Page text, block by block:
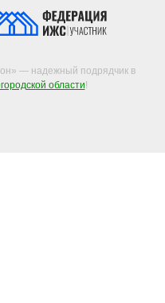
— надежный подрядчик в
области!